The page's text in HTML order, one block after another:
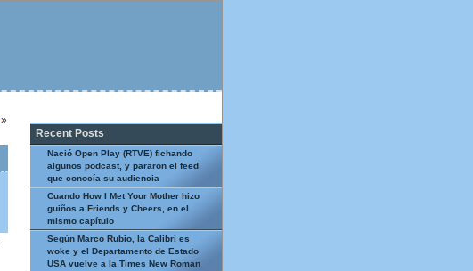
»
Recent Posts
Nació Open Play (RTVE) fichando
algunos podcast, y pararon el feed
que conocía su audiencia
Cuando How I Met Your Mother hizo
guiños a Friends y Cheers, en el
mismo capítulo
Según Marco Rubio, la Calibri es
woke y el Departamento de Estado
USA vuelve a la Times New Roman